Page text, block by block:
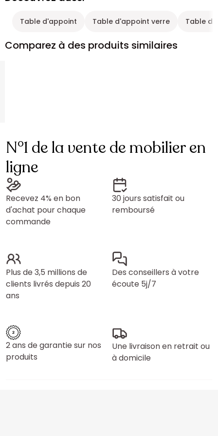
Table d'appoint Table d'appoint verre Table
Comparez à des produits similaires
N°1 de la vente de mobilier en
ligne
Recevez 4% en bon
d'achat pour chaque
commande
30 jours satisfait ou
remboursé
Plus de 3,5 millions de
clients livrés depuis 20
ans
Des conseillers à votre
écoute 5j/7
2 ans de garantie sur nos
produits
Une livraison en retrait ou
à domicile